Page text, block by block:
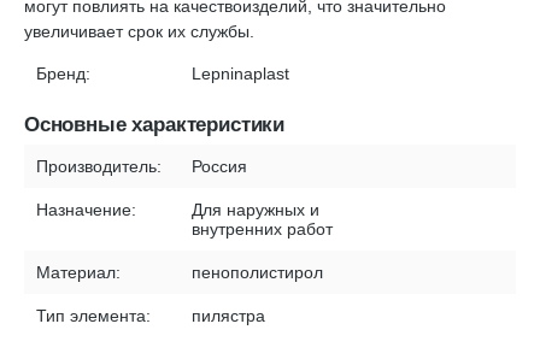
могут повлиять на качествоизделий, что значительно
увеличивает срок их службы.
Бренд: Lepninaplast
Основные характеристики
Производитель: Россия
Назначение:
Для наружных и
внутренних работ
Материал: пенополистирол
Тип элемента: пилястра